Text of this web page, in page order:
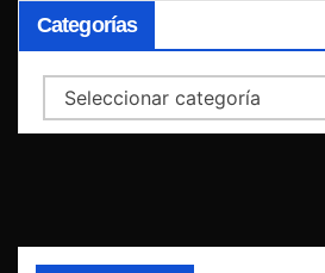
Categorías
Categorías